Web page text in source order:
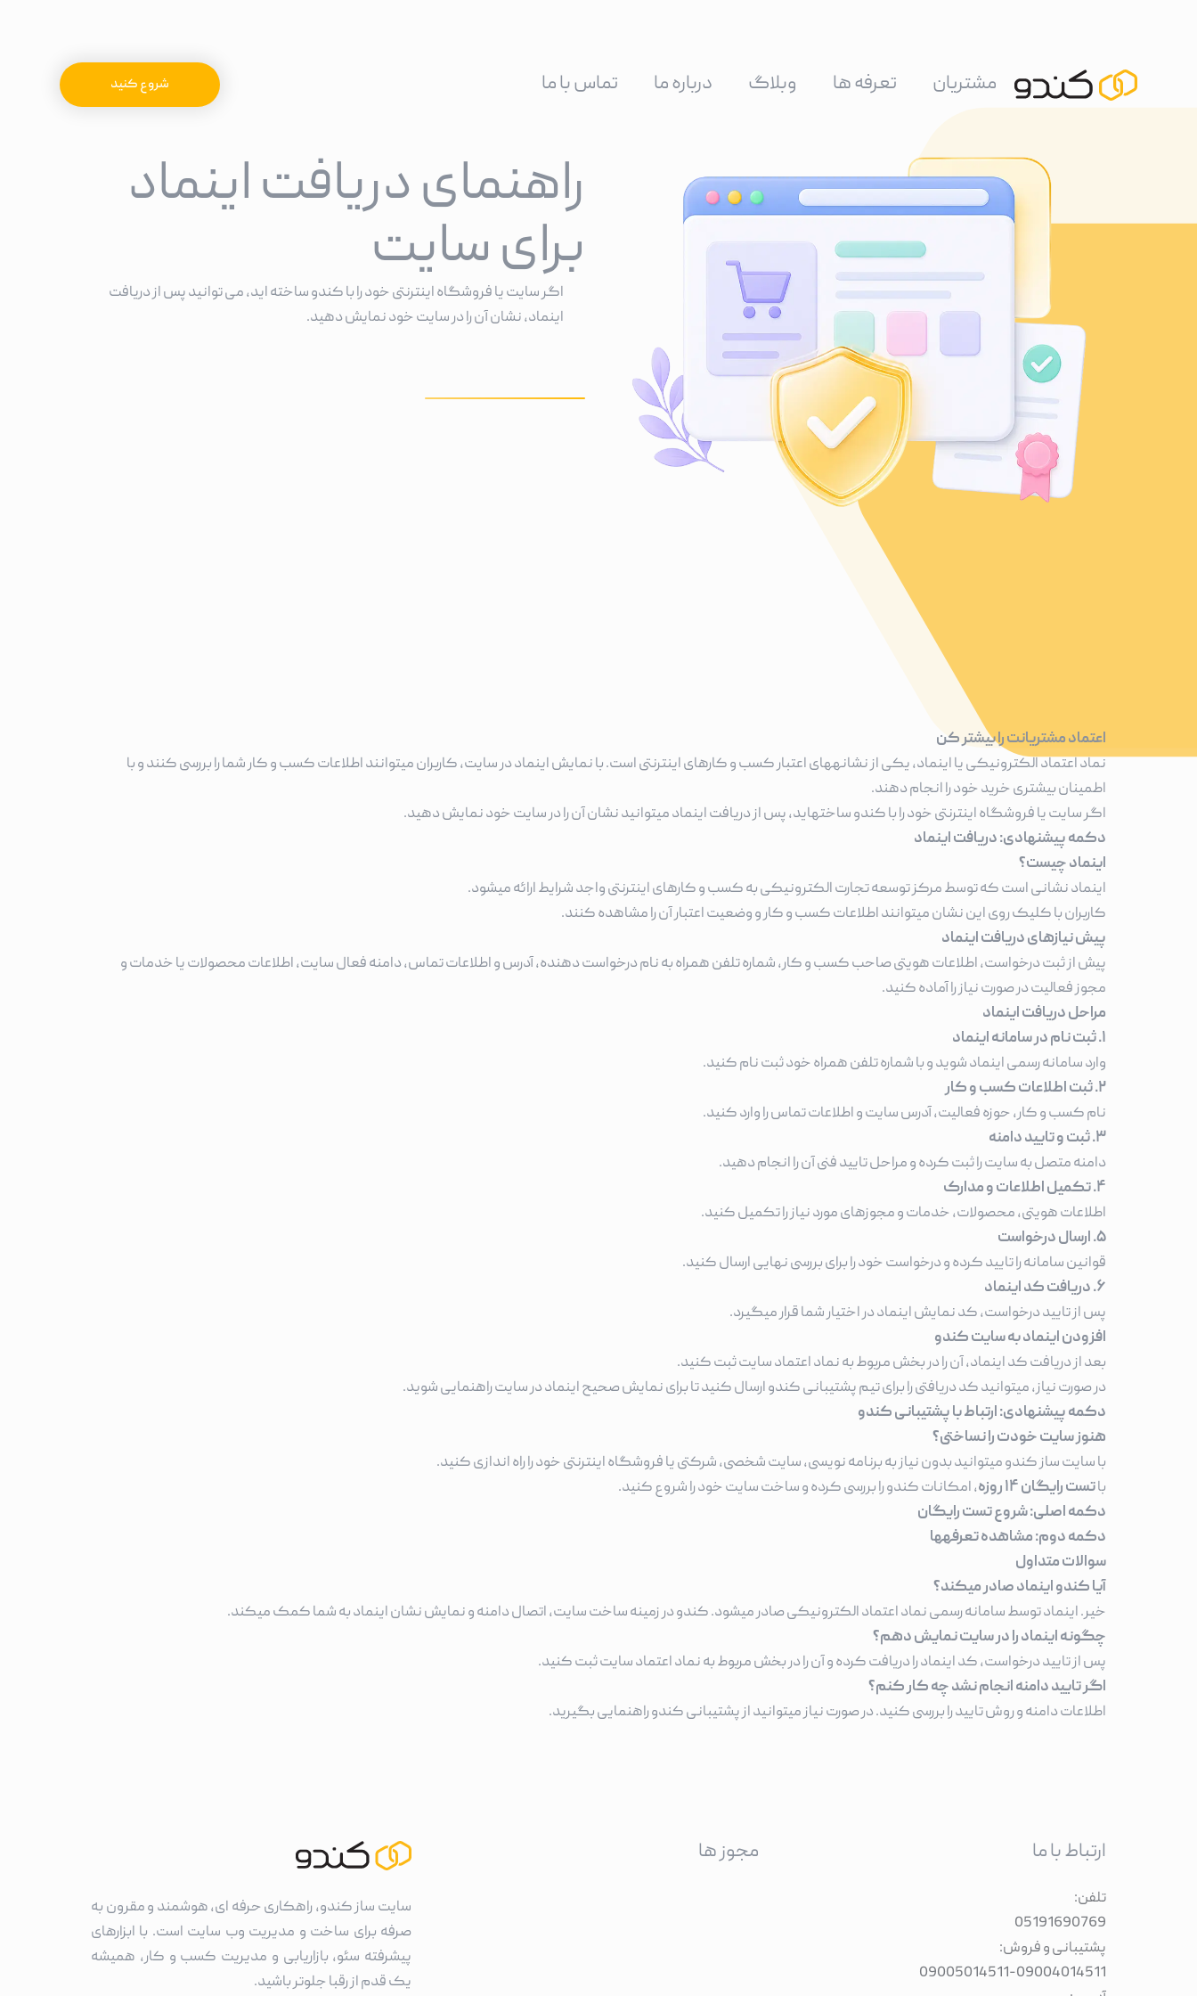
شروع کنید مشتریان تعرفه ها وبلاگ درباره ما تماس با ما
راهنمای دریافت اینماد
برای سایت
اگر سایت یا فروشگاه اینترنتی خود را با کندو ساخته اید، می توانید پس از دریافت
اینماد، نشان آن را در سایت خود نمایش دهید.
اعتماد مشتریانت را بیشتر کن
نماد اعتماد الکترونیکی یا اینماد، یکی از نشانههای اعتبار کسب و کارهای اینترنتی است. با نمایش اینماد در سایت، کاربران میتوانند اطلاعات کسب و کار شما را بررسی کنند و با
اطمینان بیشتری خرید خود را انجام دهند.
اگر سایت یا فروشگاه اینترنتی خود را با کندو ساختهاید، پس از دریافت اینماد میتوانید نشان آن را در سایت خود نمایش دهید.
دکمه پیشنهادی: دریافت اینماد
اینماد چیست؟
اینماد نشانی است که توسط مرکز توسعه تجارت الکترونیکی به کسب و کارهای اینترنتی واجد شرایط ارائه میشود.
کاربران با کلیک روی این نشان میتوانند اطلاعات کسب و کار و وضعیت اعتبار آن را مشاهده کنند.
پیش نیازهای دریافت اینماد
پیش از ثبت درخواست، اطلاعات هویتی صاحب کسب و کار، شماره تلفن همراه به نام درخواست دهنده، آدرس و اطلاعات تماس، دامنه فعال سایت، اطلاعات محصولات یا خدمات و
مجوز فعالیت در صورت نیاز را آماده کنید.
مراحل دریافت اینماد
۱. ثبت نام در سامانه اینماد
وارد سامانه رسمی اینماد شوید و با شماره تلفن همراه خود ثبت نام کنید.
۲. ثبت اطلاعات کسب و کار
نام کسب و کار، حوزه فعالیت، آدرس سایت و اطلاعات تماس را وارد کنید.
۳. ثبت و تایید دامنه
دامنه متصل به سایت را ثبت کرده و مراحل تایید فنی آن را انجام دهید.
۴. تکمیل اطلاعات و مدارک
اطلاعات هویتی، محصولات، خدمات و مجوزهای مورد نیاز را تکمیل کنید.
۵. ارسال درخواست
قوانین سامانه را تایید کرده و درخواست خود را برای بررسی نهایی ارسال کنید.
۶. دریافت کد اینماد
پس از تایید درخواست، کد نمایش اینماد در اختیار شما قرار میگیرد.
افزودن اینماد به سایت کندو
بعد از دریافت کد اینماد، آن را در بخش مربوط به نماد اعتماد سایت ثبت کنید.
در صورت نیاز، میتوانید کد دریافتی را برای تیم پشتیبانی کندو ارسال کنید تا برای نمایش صحیح اینماد در سایت راهنمایی شوید.
دکمه پیشنهادی: ارتباط با پشتیبانی کندو
هنوز سایت خودت را نساختی؟
با سایت ساز کندو میتوانید بدون نیاز به برنامه نویسی، سایت شخصی، شرکتی یا فروشگاه اینترنتی خود را راه اندازی کنید.
باتست رایگان ۱۴ روزه
، امکانات کندو را بررسی کرده و ساخت سایت خود را شروع کنید.
دکمه اصلی: شروع تست رایگان
دکمه دوم: مشاهده تعرفهها
سوالات متداول
آیا کندو اینماد صادر میکند؟
خیر. اینماد توسط سامانه رسمی نماد اعتماد الکترونیکی صادر میشود. کندو در زمینه ساخت سایت، اتصال دامنه و نمایش نشان اینماد به شما کمک میکند.
چگونه اینماد را در سایت نمایش دهم؟
پس از تایید درخواست، کد اینماد را دریافت کرده و آن را در بخش مربوط به نماد اعتماد سایت ثبت کنید.
اگر تایید دامنه انجام نشد چه کار کنم؟
اطلاعات دامنه و روش تایید را بررسی کنید. در صورت نیاز میتوانید از پشتیبانی کندو راهنمایی بگیرید.
سایت ساز کندو، راهکاری حرفه ای، هوشمند و مقرون به
صرفه برای ساخت و مدیریت وب سایت است. با ابزارهای
پیشرفته سئو، بازاریابی و مدیریت کسب و کار، همیشه
یک قدم از رقبا جلوتر باشید.
مجوز ها ارتباط با ما
تلفن:
05191690769
پشتیبانی و فروش:
09004014511
-
09005014511